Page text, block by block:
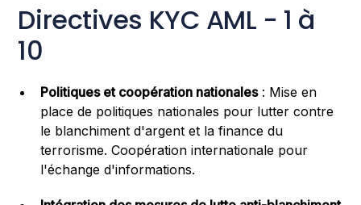
Directives KYC AML - 1 à
10
Politiques et coopération nationales: Mise en
place de politiques nationales pour lutter contre
le blanchiment d'argent et la finance du
terrorisme. Coopération internationale pour
l'échange d'informations.